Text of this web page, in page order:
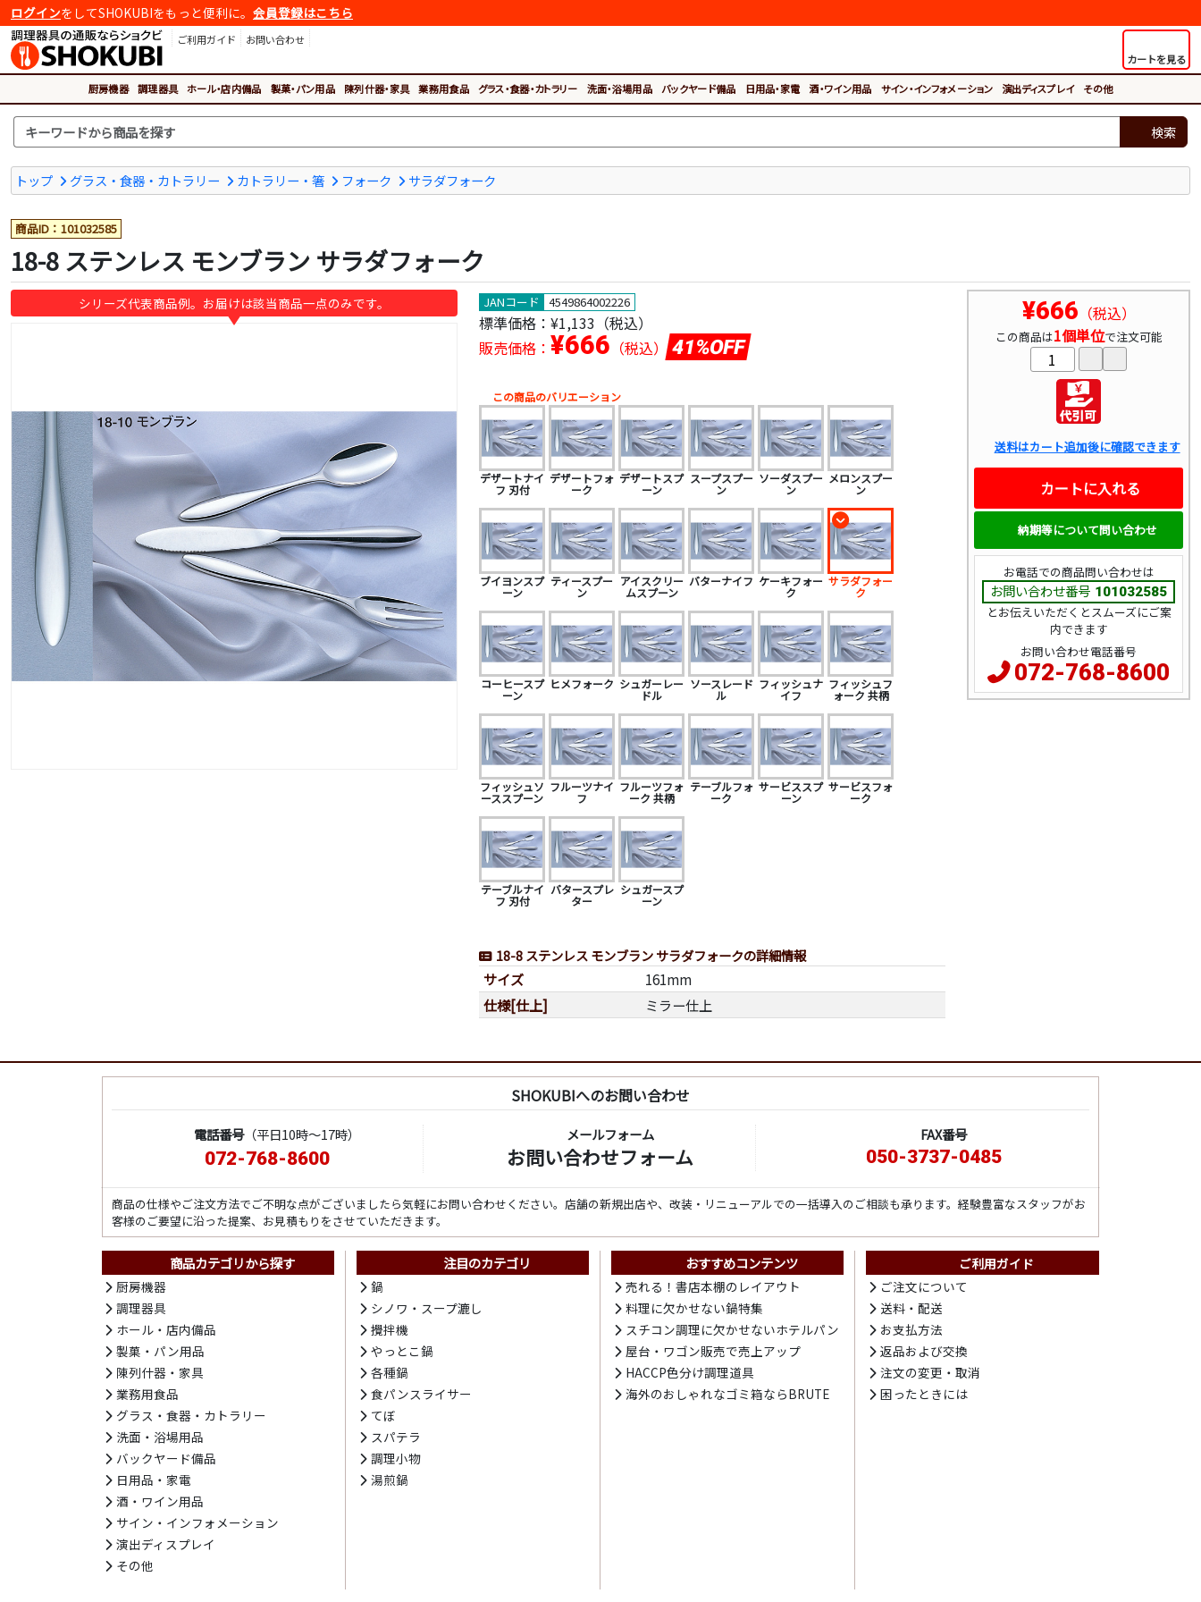
ログインをしてSHOKUBIをもっと便利に。 会員登録はこちら
ご利用ガイド
お問い合わせ
カートを見る
厨房機器 調理器具 ホール・店内備品 製菓・パン用品 陳列什器・家具 業務用食品 グラス・食器・カトラリー 洗面・浴場用品 バックヤード備品 日用品・家電 酒・ワイン用品 サイン・インフォメーション 演出ディスプレイ その他
検索
トップ グラス・食器・カトラリー カトラリー・箸 フォーク サラダフォーク
商品ID：101032585
18-8 ステンレス モンブラン サラダフォーク
JANコード 4549864002226
標準価格： ¥1,133（税込）
販売価格： ¥666 （税込） 41%OFF
この商品のバリエーション
デザートナイ
フ 刃付
デザートフォ
ーク
デザートスプ
ーン
スープスプー
ン
ソーダスプー
ン
メロンスプー
ン
ブイヨンスプ
ーン
ティースプー
ン
アイスクリー
ムスプーン
バターナイフ ケーキフォー
ク
サラダフォー
ク
コーヒースプ
ーン
ヒメフォーク シュガーレー
ドル
ソースレード
ル
フィッシュナ
イフ
フィッシュフ
ォーク 共柄
フィッシュソ
ーススプーン
フルーツナイ
フ
フルーツフォ
ーク 共柄
テーブルフォ
ーク
サービススプ
ーン
サービスフォ
ーク
テーブルナイ
フ 刃付
バタースプレ
ター
シュガースプ
ーン
18-8 ステンレス モンブラン サラダフォークの詳細情報
サイズ
161mm
仕様[仕上]
ミラー仕上
¥666 （税込）
この商品は1個単位で注文可能
送料はカート追加後に確認できます
カートに入れる
納期等について問い合わせ
お電話での商品問い合わせは
お問い合わせ番号 101032585
とお伝えいただくとスムーズにご案
内できます
お問い合わせ電話番号
072-768-8600
シリーズ代表商品例。お届けは該当商品一点のみです。
SHOKUBIへのお問い合わせ
電話番号（平日10時～17時）
072-768-8600
メールフォーム
お問い合わせフォーム
FAX番号
050-3737-0485
商品の仕様やご注文方法でご不明な点がございましたら気軽にお問い合わせください。店舗の新規出店や、改装・リニューアルでの一括導入のご相談も承ります。経験豊富なスタッフがお
客様のご要望に沿った提案、お見積もりをさせていただきます。
商品カテゴリから探す
厨房機器
調理器具
ホール・店内備品
製菓・パン用品
陳列什器・家具
業務用食品
グラス・食器・カトラリー
洗面・浴場用品
バックヤード備品
日用品・家電
酒・ワイン用品
サイン・インフォメーション
演出ディスプレイ
その他
注目のカテゴリ
鍋
シノワ・スープ漉し
攪拌機
やっとこ鍋
各種鍋
食パンスライサー
てぼ
スパテラ
調理小物
湯煎鍋
おすすめコンテンツ
売れる！書店本棚のレイアウト
料理に欠かせない鍋特集
スチコン調理に欠かせないホテルパン
屋台・ワゴン販売で売上アップ
HACCP色分け調理道具
海外のおしゃれなゴミ箱ならBRUTE
ご利用ガイド
ご注文について
送料・配送
お支払方法
返品および交換
注文の変更・取消
困ったときには